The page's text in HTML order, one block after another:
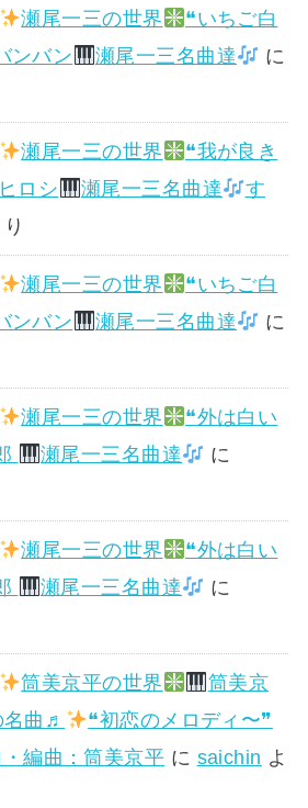
瀬尾一三の世界
❝いちご白
ンバン 瀬尾一三名曲達
に
瀬尾一三の世界
❝我が良き
ロシ 瀬尾一三名曲達
す
瀬尾一三の世界
❝いちご白
ンバン 瀬尾一三名曲達
に
瀬尾一三の世界
❝外は白い
瀬尾一三名曲達
に
瀬尾一三の世界
❝外は白い
瀬尾一三名曲達
に
筒美京平の世界
筒美京
名曲♬
❝初恋のメロディ〜❞
編曲：筒美京平 に saichin よ